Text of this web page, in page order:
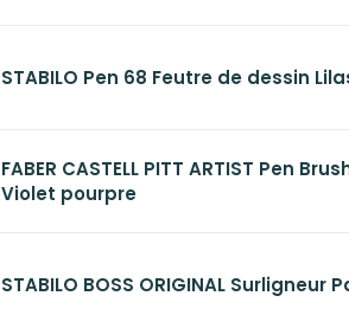
STABILO Pen 68 Feutre de dessin
FABER CASTELL PITT ARTIST Pen
Violet pourpre
STABILO BOSS ORIGINAL Surligneur